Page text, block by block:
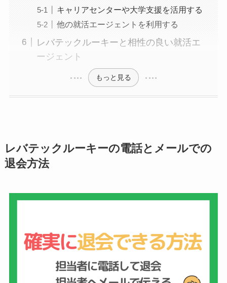
キャリアセンターや大学支援を活用する
他の就活エージェントを利用する
レバテックルーキーと相性の良い就活エ
ージェント
もっと見る
レバテックルーキーの電話とメールでの
退会方法